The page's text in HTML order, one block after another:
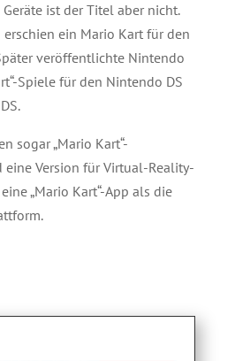
ist der Titel aber nicht.
erschien ein Mario Kart für den
veröffentlichte Nintendo
Spiele für den Nintendo DS
sogar „Mario Kart“-
Version für Virtual-Reality-
„Mario Kart“-App als die